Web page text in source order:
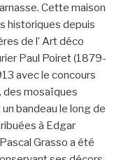
Cette maison
historiques depuis
de l’ Art déco
Paul Poiret (1879-
avec le concours
des mosaïques
bandeau le long de
à Edgar
Grasso a été